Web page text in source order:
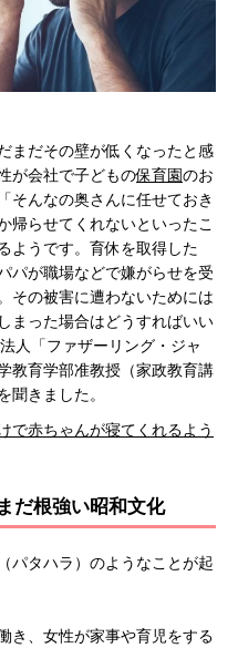
まだその壁が低くなったと感
が会社で子どもの保育園のお
そんなの奥さんに任せておき
帰らせてくれないといったこ
ようです。育休を取得した
パが職場などで嫌がらせを受
その被害に遭わないためには
まった場合はどうすればいい
人「ファザーリング・ジャ
教育学部准教授（家政教育講
きました。
で赤ちゃんが寝てくれるよう
だ根強い昭和文化
タハラ）のようなことが起
き、女性が家事や育児をする